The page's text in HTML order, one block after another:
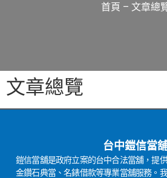
首頁 – 文章總
文章總覽
台中鎧信當
鎧信當舖是政府立案的台中合法當舖，提
金鑽石典當、名錶借款等專業當舖服務。